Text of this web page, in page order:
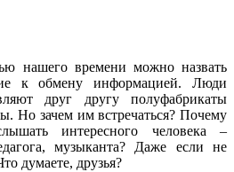
нашего времени можно назвать
к обмену информацией. Люди
друг другу полуфабрикаты
Но зачем им встречаться? Почему
интересного человека –
музыканта? Даже если не
думаете, друзья?